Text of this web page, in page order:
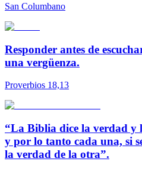
San Columbano
Responder antes de
una vergüenza.
Proverbios 18,13
“La Biblia dice la verdad y
y por lo tanto cada una, si
la verdad de la otra”.